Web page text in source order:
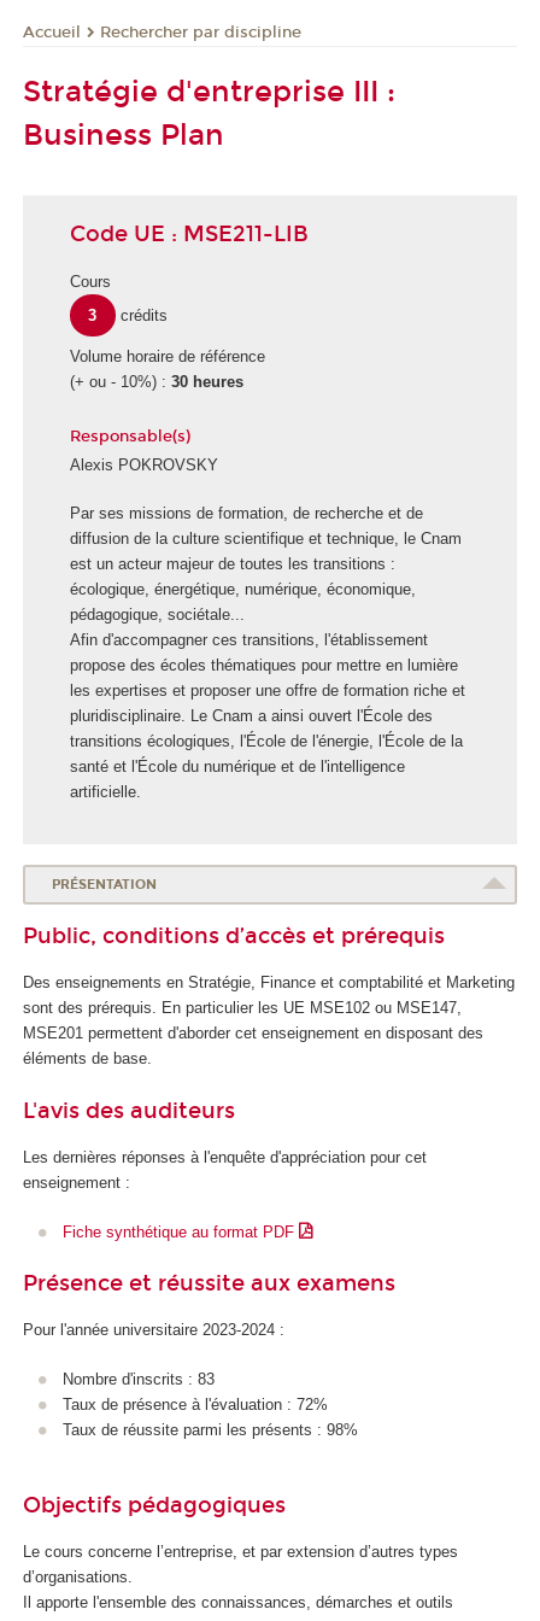
Accueil Rechercher par discipline
Stratégie d'entreprise III :
Business Plan
Code UE : MSE211-LIB
Cours
3
crédits
Volume horaire de référence
(+ ou - 10%) : 30 heures
Responsable(s)
Alexis POKROVSKY
E
c
o
l
e
E
n
e
r
g
i
e
Par ses missions de formation, de recherche et de
diffusion de la culture scientifique et technique, le Cnam
est un acteur majeur de toutes les transitions :
écologique, énergétique, numérique, économique,
pédagogique, sociétale...
Afin d'accompagner ces transitions, l'établissement
propose des écoles thématiques pour mettre en lumière
les expertises et proposer une offre de formation riche et
pluridisciplinaire. Le Cnam a ainsi ouvert l'École des
transitions écologiques, l'École de l'énergie, l'École de la
santé et l'École du numérique et de l'intelligence
artificielle.
PRÉSENTATION
Public, conditions d’accès et prérequis
Des enseignements en Stratégie, Finance et comptabilité et Marketing
sont des prérequis. En particulier les UE MSE102 ou MSE147,
MSE201 permettent d'aborder cet enseignement en disposant des
éléments de base.
L'avis des auditeurs
Les dernières réponses à l'enquête d'appréciation pour cet
enseignement :
Fiche synthétique au format PDF
Présence et réussite aux examens
Pour l'année universitaire 2023-2024 :
Nombre d'inscrits : 83
Taux de présence à l'évaluation : 72%
Taux de réussite parmi les présents : 98%
Objectifs pédagogiques
Le cours concerne l’entreprise, et par extension d’autres types
d’organisations.
Il apporte l'ensemble des connaissances, démarches et outils